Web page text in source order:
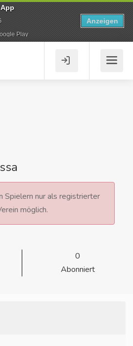
Spielern nur als registrierter
möglich.
0
Abonniert
Play
Anzeigen